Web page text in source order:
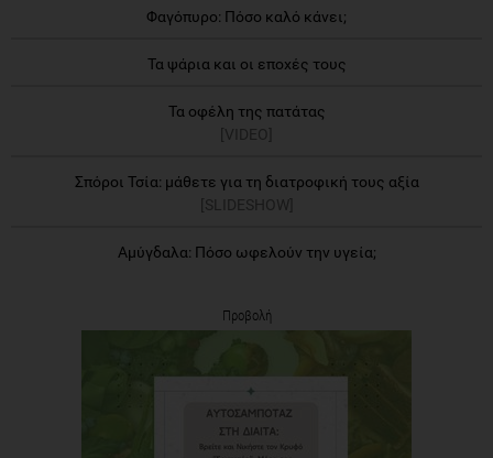
Φαγόπυρο: Πόσο καλό κάνει;
Τα ψάρια και οι εποχές τους
Τα οφέλη της πατάτας
[VIDEO]
Σπόροι Τσία: μάθετε για τη διατροφική τους αξία
[SLIDESHOW]
Αμύγδαλα: Πόσο ωφελούν την υγεία;
Προβολή